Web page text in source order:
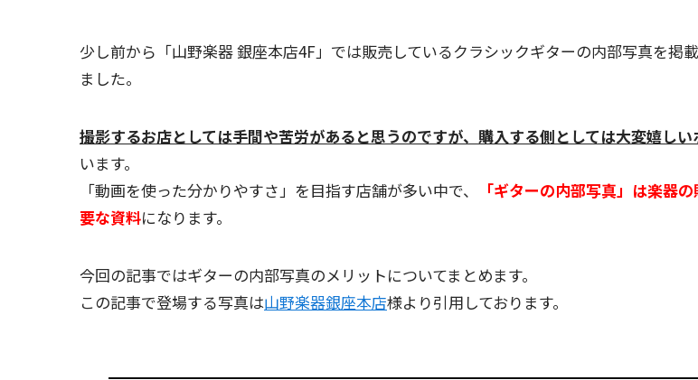
少し前から「山野楽器 銀座本店4F」では販売しているクラシックギターの内部写真を掲
ました。
撮影するお店としては手間や苦労があると思うのですが、購入する側としては大変嬉しい
います。
「動画を使った分かりやすさ」を目指す店舗が多い中で、
「ギターの内部写真」は楽器
要な資料になります。
今回の記事ではギターの内部写真のメリットについてまとめます。
この記事で登場する写真は山野楽器銀座本店様より引用しております。